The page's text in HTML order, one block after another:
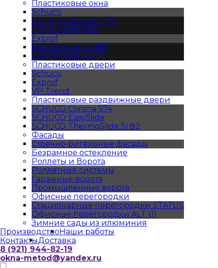
Пластиковые окна
Schuco
Schuco Corona CT 70
Schuco Living 82
Exprof
Exprof Practica 358
Exprof Practica 571
Пластиковые двери
Schuco
Exprof
VP-Trend
Пластиковые раздвижные двери
SCHUCO Corona S74
SCHUCO EasySlide
SCHUCO ThermoSlide SI 82
Фасады
Стоечно-ригельные фасады
Безрамное остекление
Роллеты и Ворота
Роллетные системы
Гаражные ворота
Промышленные ворота
Офисные перегородки
Стационарные перегородки STATUS
Офисные перегородки ALT 111
Зимние сады из илюминия
ПроизводствоНаши работы
КонтактыДоставка
8 (921) 944-82-19
okna-metod@yandex.ru